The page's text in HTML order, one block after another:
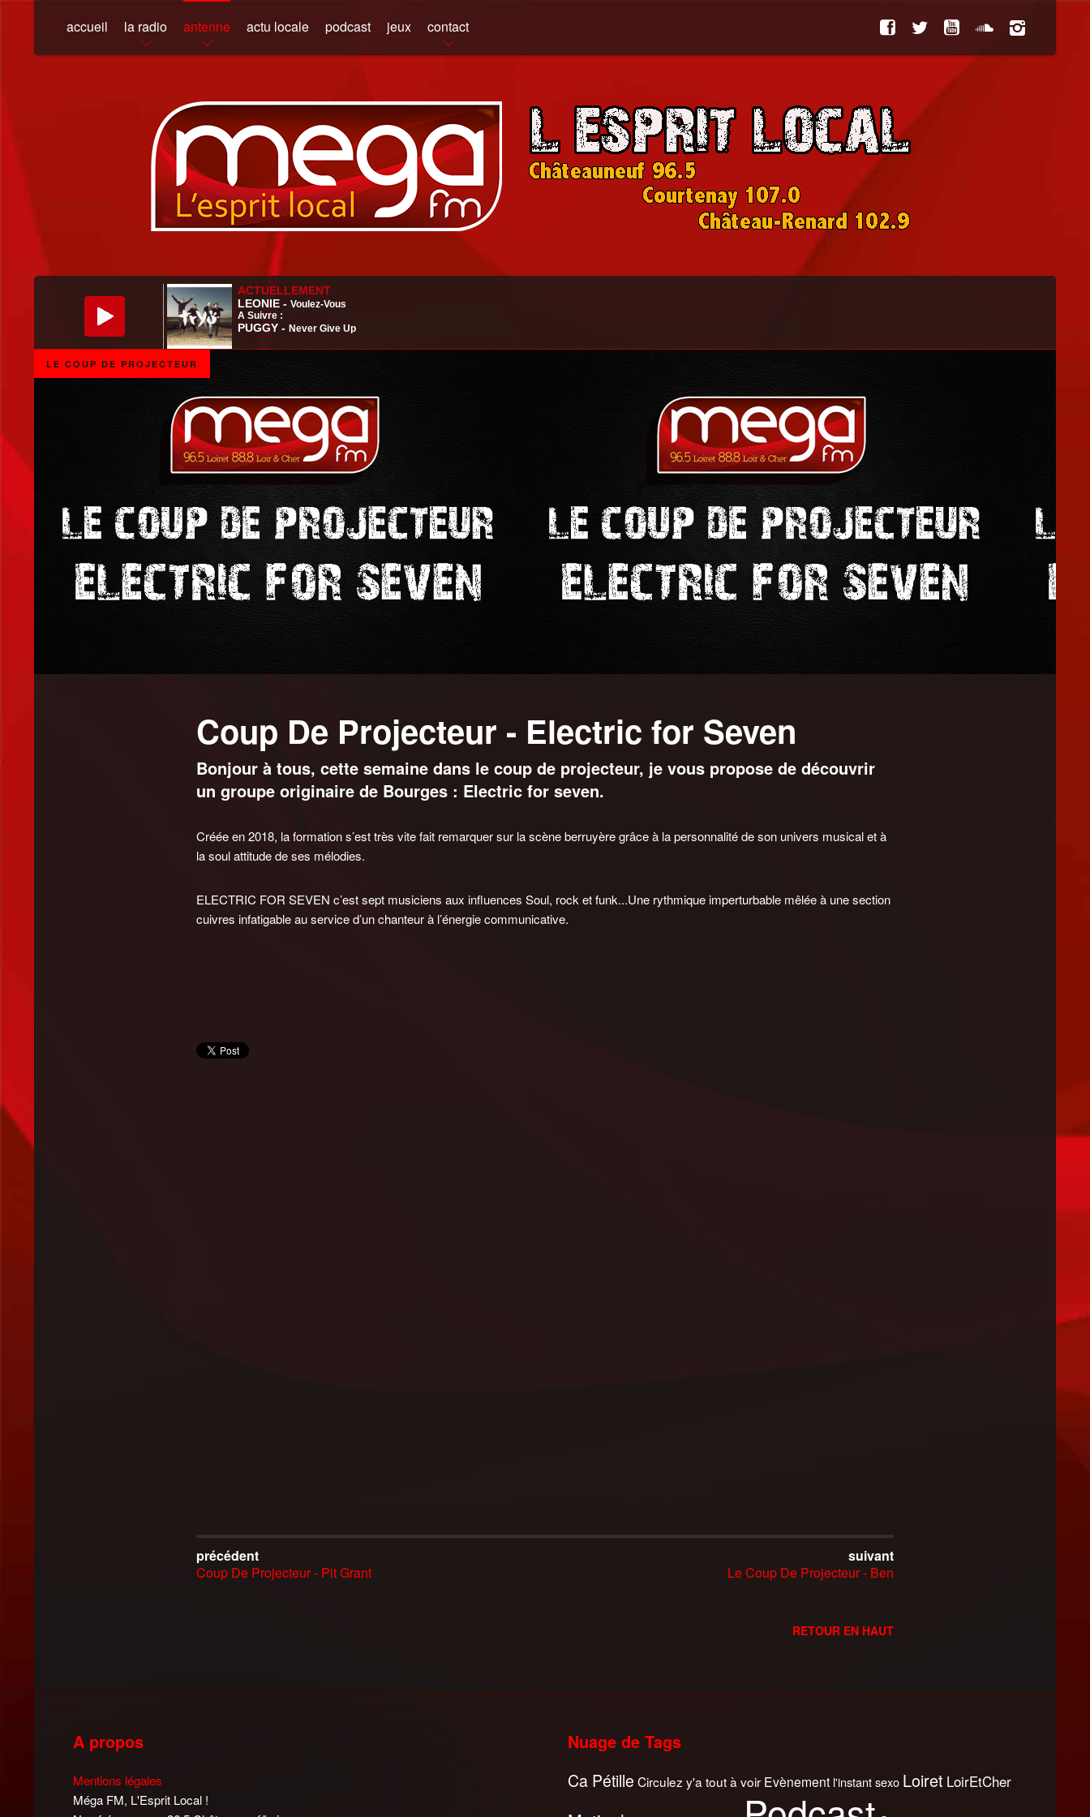
accueil la radio antenne actu locale podcast jeux contact
LE COUP DE PROJECTEUR
Coup De Projecteur - Electric for Seven
Bonjour à tous, cette semaine dans le coup de projecteur, je vous propose de découvrir
un groupe originaire de Bourges : Electric for seven.
Créée en 2018, la formation s’est très vite fait remarquer sur la scène berruyère grâce à la personnalité de son univers musical et à
la soul attitude de ses mélodies.
ELECTRIC FOR SEVEN c’est sept musiciens aux influences Soul, rock et funk...Une rythmique imperturbable mêlée à une section
cuivres infatigable au service d’un chanteur à l’énergie communicative.
précédent
Coup De Projecteur - Pit Grant
suivant
Le Coup De Projecteur - Ben
RETOUR EN HAUT
A propos
Mentions légales
Méga FM, L'Esprit Local !
Nuage de Tags
Ca Pétille Circulez y'a tout à voir Evènement l'instant sexo Loiret LoirEtCher